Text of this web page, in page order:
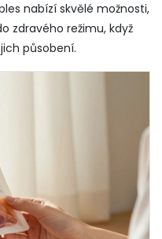
nabízí skvělé možnosti,
zdravého režimu, když
působení.